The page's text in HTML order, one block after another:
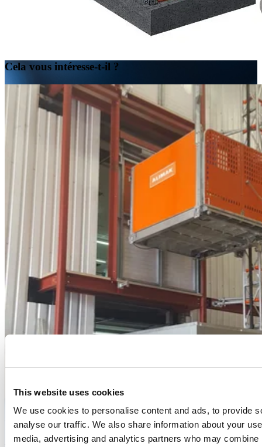
This website uses cookies
We use cookies to personalise content and ads, to provide
analyse our traffic. We also share information about your
media, advertising and analytics partners who may
Cela vous intéresse-t-il ?
ALIMAK PL
Applications